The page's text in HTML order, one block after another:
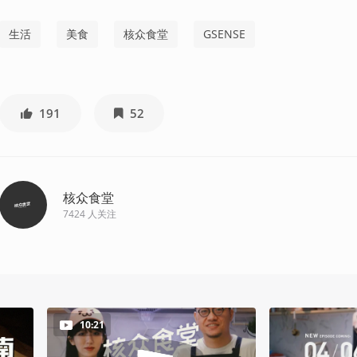
生活 美食 核众食堂 GSENSE
191 52
核众食堂
7424 人关注
10:21